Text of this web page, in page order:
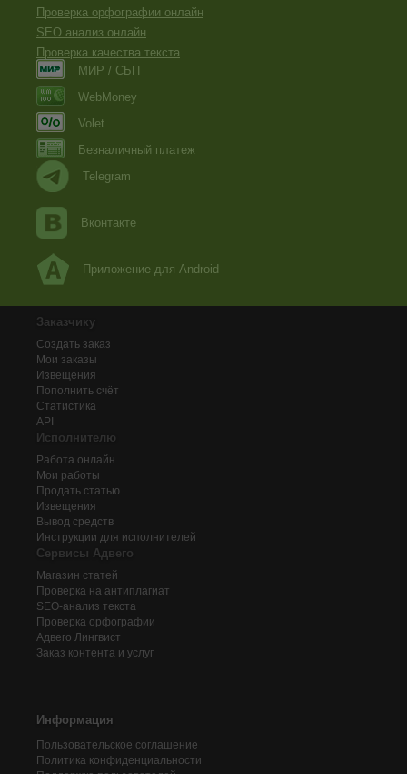
Проверка орфографии онлайн
SEO анализ онлайн
Проверка качества текста
МИР / СБП
WebMoney
Volet
Безналичный платеж
Telegram
Вконтакте
Приложение для Android
Заказчику
Создать заказ
Мои заказы
Извещения
Пополнить счёт
Статистика
API
Исполнителю
Работа онлайн
Мои работы
Продать статью
Извещения
Вывод средств
Инструкции для исполнителей
Сервисы Адвего
Магазин статей
Проверка на антиплагиат
SEO-анализ текста
Проверка орфографии
Адвего Лингвист
Заказ контента и услуг
Информация
Пользовательское соглашение
Политика конфиденциальности